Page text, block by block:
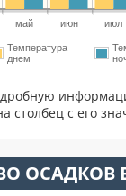
май июн июл
Температура
днем
столбец с его
ОСАДКОВ